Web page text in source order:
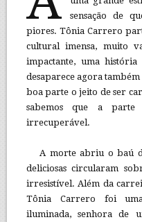
sensação de
piores. Tônia Carrero
cultural imensa, muito
impactante, uma
desaparece agora
boa parte o jeito de ser
sabemos que a
irrecuperável.
A morte abriu o baú
deliciosas circularam
irresistível. Além da
Tônia Carrero foi
iluminada, senhora de